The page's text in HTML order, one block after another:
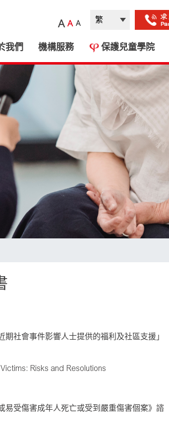
A A A
我們 機構服務 保護兒童學院
社會事件影響人士提供的福利及社區支援」
Risks and Resolutions
易受傷害成年人死亡或受到嚴重傷害個案》諮